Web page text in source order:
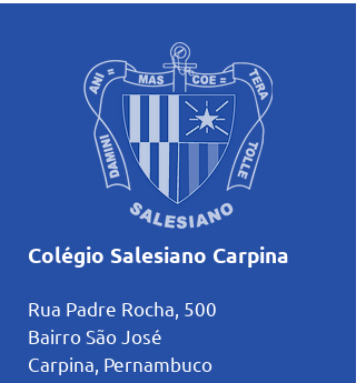
Colégio Salesiano Carpina
Rua Padre Rocha, 500
Bairro São José
Carpina, Pernambuco